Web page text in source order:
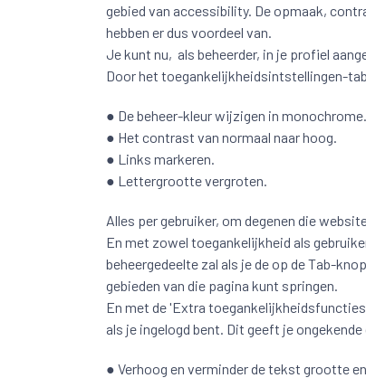
gebied van accessibility. De opmaak,
hebben er dus voordeel van.
Je kunt nu, als beheerder, in je profiel
Door het toegankelijkheidsintstellingen-
● De beheer-kleur wijzigen in monochrome.
● Het contrast van normaal naar hoog.
● Links markeren.
● Lettergrootte vergroten.
Alles per gebruiker, om degenen die
En met zowel toegankelijkheid als
beheergedeelte zal als je de op de Tab-
gebieden van die pagina kunt springen.
En met de 'Extra
als je ingelogd bent. Dit geeft je
● Verhoog en verminder de tekst grootte